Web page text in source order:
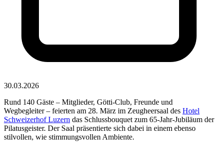
30.03.2026
Rund 140 Gäste – Mitglieder, Götti-Club, Freunde und
Wegbegleiter – feierten am 28. März im Zeugheersaal des Hotel
Schweizerhof Luzern das Schlussbouquet zum 65-Jahr-Jubiläum der
Pilatusgeister. Der Saal präsentierte sich dabei in einem ebenso
stilvollen, wie stimmungsvollen Ambiente.